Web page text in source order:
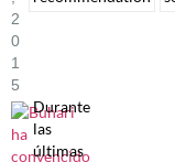
2
0
1
5
Durante
las
últimas